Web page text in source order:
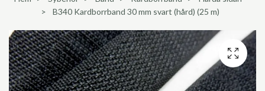
B340 Kardborrband 30 mm svart (hård) (25 m)